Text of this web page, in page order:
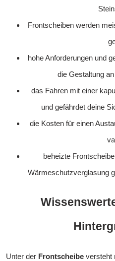
Frontscheiben werden
hohe Anforderungen und
die Gestaltung
das Fahren mit einer
und gefährdet deine
die Kosten für einen
beheizte
Wärmeschutzverglasung
Unter der Frontscheibe versteht